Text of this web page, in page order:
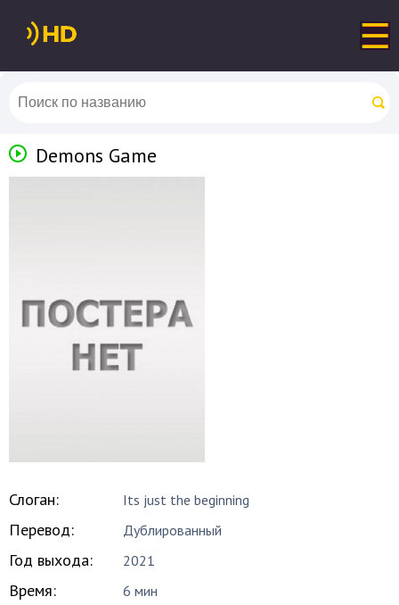
Demons Game
Слоган: Its just the beginning
Перевод: Дублированный
Год выхода: 2021
Время: 6 мин